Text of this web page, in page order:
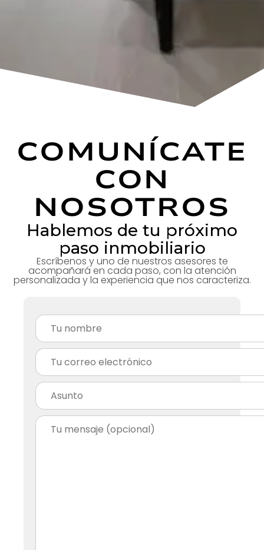
COMUNÍCATE
CON
NOSOTROS
Hablemos de tu próximo
paso inmobiliario
Escríbenos y uno de nuestros asesores te
acompañará en cada paso, con la atención
personalizada y la experiencia que nos caracteriza.